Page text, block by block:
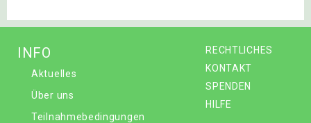
RECHTLICHES
KONTAKT
SPENDEN
HILFE
INFO
Aktuelles
Über uns
Teilnahmebedingungen